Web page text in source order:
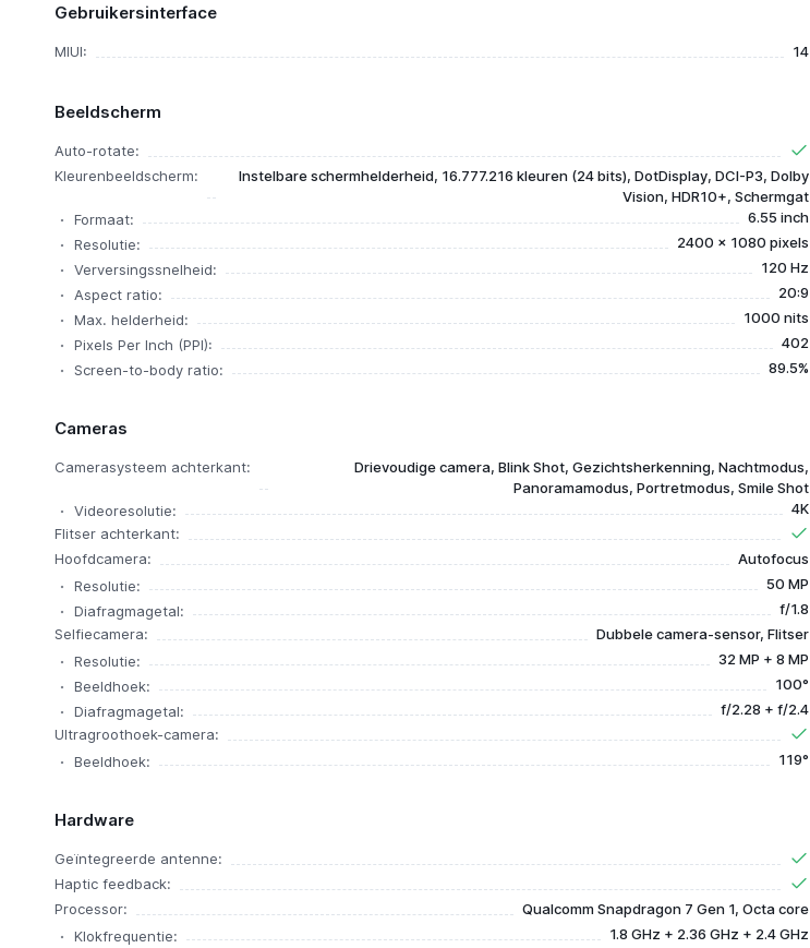
Gebruikersinterface
MIUI: 14
Beeldscherm
Auto-rotate:
Kleurenbeeldscherm:
Instelbare schermhelderheid, 16.777.216 kleuren (24 bits), DotDisplay, DCI-P3, Dolby
Vision, HDR10+, Schermgat
Formaat:
6.55 inch
Resolutie:
2400 x 1080 pixels
Verversingssnelheid:
120 Hz
Aspect ratio:
20:9
Max. helderheid:
1000 nits
Pixels Per Inch (PPI):
402
Screen-to-body ratio:
89.5%
Cameras
Camerasysteem achterkant:
Drievoudige camera, Blink Shot, Gezichtsherkenning, Nachtmodus,
Panoramamodus, Portretmodus, Smile Shot
Videoresolutie:
4K
Flitser achterkant:
Hoofdcamera:
Autofocus
Resolutie:
50 MP
Diafragmagetal:
f/1.8
Selfiecamera:
Dubbele camera-sensor, Flitser
Resolutie:
32 MP + 8 MP
Beeldhoek:
100°
Diafragmagetal:
f/2.28 + f/2.4
Ultragroothoek-camera:
Beeldhoek:
119°
Hardware
Geïntegreerde antenne:
Haptic feedback:
Processor:
Qualcomm Snapdragon 7 Gen 1, Octa core
Klokfrequentie:
1.8 GHz + 2.36 GHz + 2.4 GHz